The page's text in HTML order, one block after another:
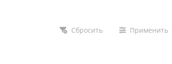
Сбросить Применить